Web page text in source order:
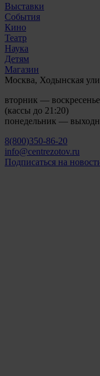
Выставки
События
Кино
Театр
Наука
Детям
Магазин
Москва, Ходынская
вторник —
(кассы до 21:20)
понедельник —
8(800)350-86-20
info@centrezotov.ru
Подписаться на